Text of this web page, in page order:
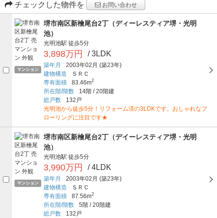
チェックした物件を
お問い合わせ
マンション
堺市南区新檜尾台2丁（ディーレスティア堺・光明
池）
光明池駅 徒歩5分
3,898万円 / 3LDK
築年月 2003年02月 (築23年)
建物構造
ＳＲＣ
専有面積
83.46m2
所在階/階数 14階 /20階建
総戸数
132戸
光明池から徒歩5分！リフォーム済の3LDKです。おしゃれなフ
ローリングに注目です★
マンション
堺市南区新檜尾台2丁（デイーレスティア堺・光明
池）
光明池駅 徒歩5分
3,990万円 / 4LDK
築年月 2003年02月 (築23年)
建物構造
ＳＲＣ
専有面積
87.56m2
所在階/階数 5階 /20階建
総戸数
132戸